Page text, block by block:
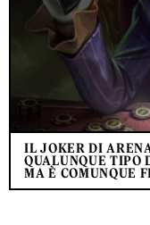
IL JOKER DI
QUALUNQUE TIPO
MA È COMUNQUE